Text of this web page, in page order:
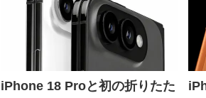
iPhone 18 Proと初の折りたた